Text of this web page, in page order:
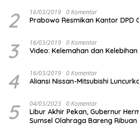
2 16/03/2019 0 Komentar
Prabowo Resmikan Kantor DPD
3 16/03/2019 0 Komentar
Video: Kelemahan dan Kelebihan
4 16/03/2019 0 Komentar
Aliansi Nissan-Mitsubishi
5 04/03/2023 0 Komentar
Libur Akhir Pekan, Gubernur
Sumsel Olahraga Bareng Ribuan